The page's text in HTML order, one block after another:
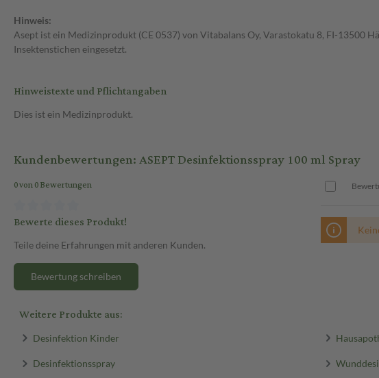
Hinweis:
Asept ist ein Medizinprodukt (CE 0537) von Vitabalans Oy, Varastokatu 8, FI-13500
Insektenstichen eingesetzt.
Hinweistexte und Pflichtangaben
Dies ist ein Medizinprodukt.
Kundenbewertungen: ASEPT Desinfektionsspray 100 ml Spray
0 von 0 Bewertungen
Bewerte dieses Produkt!
Teile deine Erfahrungen mit anderen Kunden.
Bewertung schreiben
Weitere Produkte aus:
Desinfektion Kinder
Desinfektionsspray